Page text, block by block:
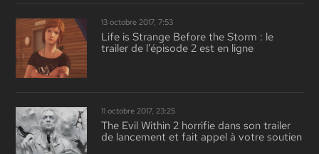
13 octobre 2017, 7:53
Life is Strange Before the Storm : le
trailer de l’épisode 2 est en ligne
11 octobre 2017, 23:25
The Evil Within 2 horrifie dans son trailer
de lancement et fait appel à votre soutien